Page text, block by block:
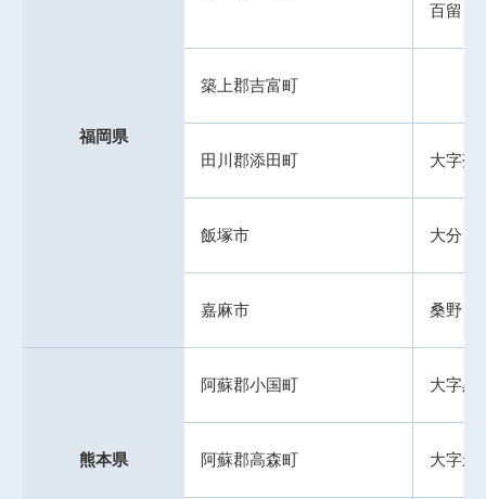
福岡県
百留
築上郡吉富町
田川郡添田町 大字落
飯塚市 大分
嘉麻市 桑野
熊本県
阿蘇郡小国町 大字黒
阿蘇郡高森町 大字永